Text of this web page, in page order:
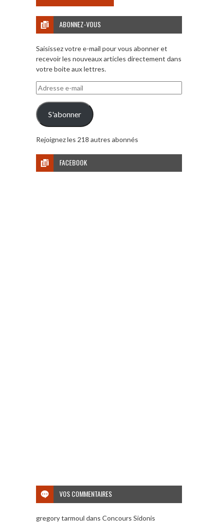
ABONNEZ-VOUS
Saisissez votre e-mail pour vous abonner et
recevoir les nouveaux articles directement dans
votre boite aux lettres.
Adresse
e-
mail
S'abonner
Rejoignez les 218 autres abonnés
FACEBOOK
VOS COMMENTAIRES
gregory tarmoul dans Concours Sidonis